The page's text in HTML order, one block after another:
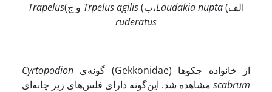
الف)Laudakia nupta،ب) Trpelus agilis و ج)Trapelus
ruderatus
از خانواده جکوها (Gekkonidae) گونه‌ی
Cyrtopodion
scabrum مشاهده شد. این‌گونه دارای فلس‌های زیر چانه‌ای